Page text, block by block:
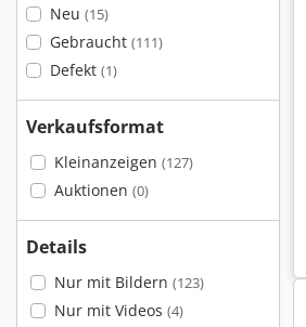
Neu (15)
Gebraucht (111)
Defekt (1)
Verkaufsformat
Kleinanzeigen (127)
Auktionen (0)
Details
Nur mit Bildern (123)
Nur mit Videos (4)